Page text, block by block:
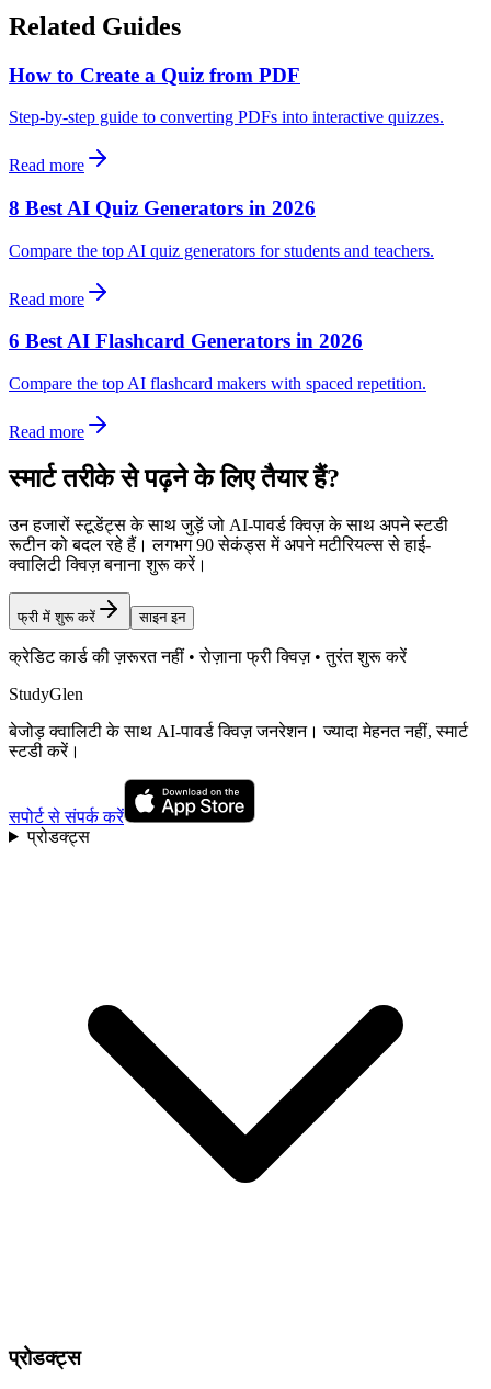
Related Guides
How to Create a Quiz from PDF
Step-by-step guide to converting PDFs into interactive quizzes.
Read more
8 Best AI Quiz Generators in 2026
Compare the top AI quiz generators for students and teachers.
Read more
6 Best AI Flashcard Generators in 2026
Compare the top AI flashcard makers with spaced repetition.
Read more
स्मार्ट तरीके से पढ़ने के लिए तैयार हैं?
उन हजारों स्टूडेंट्स के साथ जुड़ें जो AI-पावर्ड क्विज़ के साथ अपने स्टडी
रूटीन को बदल रहे हैं। लगभग 90 सेकंड्स में अपने मटीरियल्स से हाई-
क्वालिटी क्विज़ बनाना शुरू करें।
फ्री में शुरू करें साइन इन
क्रेडिट कार्ड की ज़रूरत नहीं • रोज़ाना फ्री क्विज़ • तुरंत शुरू करें
StudyGlen
बेजोड़ क्वालिटी के साथ AI-पावर्ड क्विज़ जनरेशन। ज्यादा मेहनत नहीं, स्मार्ट
स्टडी करें।
सपोर्ट से संपर्क करें
प्रोडक्ट्स
प्रोडक्ट्स